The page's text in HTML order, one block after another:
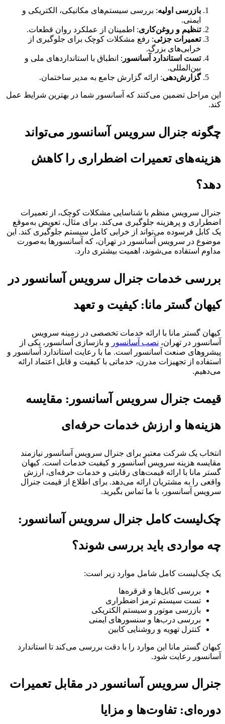
بازرسی اولیه: بررسی سیستم‌های مکانیکی، الکتریکی و
ایمنی.
تنظیم و روغن‌کاری: اطمینان از عملکرد روان قطعات.
تعمیرات جزئی: رفع مشکلات کوچک برای جلوگیری از
خرابی‌های بزرگ.
تست استاندارد آسانسور : انطباق با استانداردهای ملی و
بین‌المللی.
گزارش‌دهی: ارائه گزارش جامع به مدیر ساختمان.
این مراحل تضمین می‌کنند که آسانسور شما در بهترین شرایط عمل
کند.
چگونه جنرال سرویس آسانسور می‌تواند
هزینه‌های تعمیرات اضطراری را کاهش
دهد؟
جنرال سرویس منظم با شناسایی مشکلات کوچک، از تعمیرات
اضطراری و پرهزینه جلوگیری می‌کند. برای مثال، تعویض به‌موقع
یک کابل فرسوده می‌تواند از خرابی کامل سیستم جلوگیری کند. این
موضوع در سرویس آسانسور در تهران، که آسانسورها به‌صورت
مداوم استفاده می‌شوند، اهمیت بیشتری دارد.
بررسی خدمات جنرال سرویس آسانسور در
کیهان گستر مانا: کیفیت و تعهد
کیهان گستر مانا با ارائه خدمات تخصصی در زمینه سرویس
آسانسور در تهران، نصب آسانسور و بازسازی آسانسور، یکی از
پیشروهای صنعت آسانسور است. ما با رعایت استاندارد آسانسور و
استفاده از تجهیزات مدرن، خدماتی با کیفیت و قابل اعتماد ارائه
می‌دهیم.
قیمت جنرال سرویس آسانسور: مقایسه
هزینه‌ها و ارزش خدمات حرفه‌ای
انتخاب یک شرکت معتبر برای جنرال سرویس آسانسور نیازمند
مقایسه هزینه سرویس آسانسور و کیفیت خدمات است. کیهان
گستر مانا با ارائه قیمت‌های رقابتی و خدمات حرفه‌ای، ارزش
واقعی را به مشتریان ارائه می‌دهد. برای اطلاع از قیمت جنرال
سرویس آسانسور، با ما تماس بگیرید.
چک‌لیست کامل جنرال سرویس آسانسور:
چه مواردی باید بررسی شوند؟
یک چک‌لیست کامل شامل موارد زیر است:
بررسی کابل‌ها و قرقره‌ها
تست سیستم ترمز اضطراری
بازرسی موتور و سیستم الکتریکی
بررسی درب‌ها و سنسورهای ایمنی
کنترل تهویه و روشنایی کابین
کیهان گستر مانا این موارد را با دقت بررسی می‌کند تا استاندارد
آسانسور رعایت شود.
جنرال سرویس آسانسور در مقابل تعمیرات
دوره‌ای: تفاوت‌ها و مزایا